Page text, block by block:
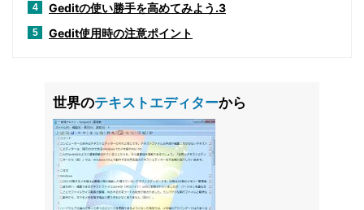
4 Geditの使い勝手を高めてみよう.3
5 Gedit使用時の注意ポイント
世界のテキストエディターから